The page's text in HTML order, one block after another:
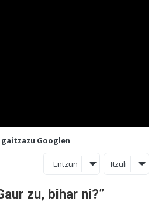
Googlen
Entzun Itzuli
zu, bihar ni?”